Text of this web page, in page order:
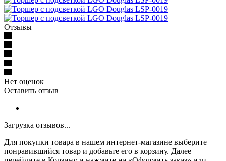
Отзывы
Нет оценок
Оставить отзыв
Загрузка отзывов...
Для покупки товара в нашем интернет-магазине выберите
понравившийся товар и добавьте его в корзину. Далее